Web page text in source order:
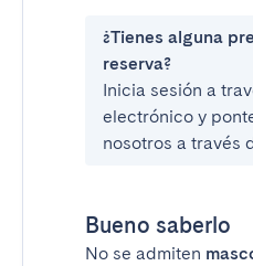
¿Tienes alguna
reserva?
Inicia sesión a
electrónico y
nosotros a través
Bueno saberlo
No se admiten